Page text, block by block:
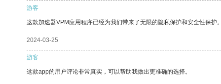
游客
这款加速器VPM应用程序已经为我们带来了无限的隐私保护和安全性保护。
2024-03-25
游客
这款app的用户评论非常真实，可以帮助我做出更准确的选择。